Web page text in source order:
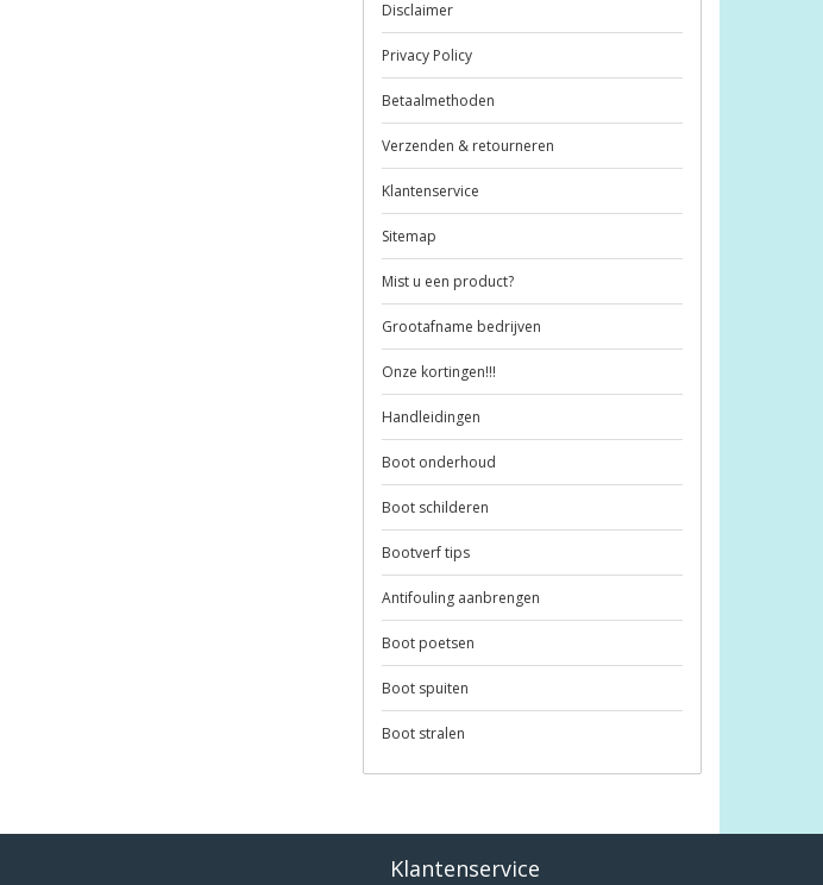
Disclaimer
Privacy Policy
Betaalmethoden
Verzenden & retourneren
Klantenservice
Sitemap
Mist u een product?
Grootafname bedrijven
Onze kortingen!!!
Handleidingen
Boot onderhoud
Boot schilderen
Bootverf tips
Antifouling aanbrengen
Boot poetsen
Boot spuiten
Boot stralen
Klantenservice